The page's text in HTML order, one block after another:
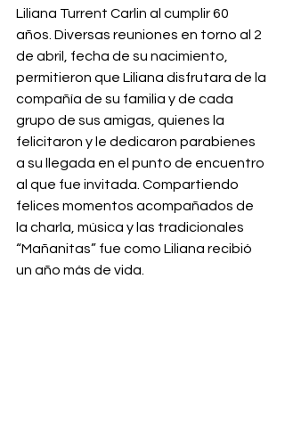
Liliana Turrent Carlin al cumplir 60
años. Diversas reuniones en torno al 2
de abril, fecha de su nacimiento,
permitieron que Liliana disfrutara de la
compañía de su familia y de cada
grupo de sus amigas, quienes la
felicitaron y le dedicaron parabienes
a su llegada en el punto de encuentro
al que fue invitada. Compartiendo
felices momentos acompañados de
la charla, música y las tradicionales
“Mañanitas” fue como Liliana recibió
un año más de vida.